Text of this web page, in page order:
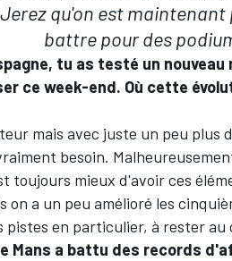
qu'on est maintenant
battre pour des
tu as testé un
ce week-end. Où cette
mais avec juste un peu plus
besoin.
toujours mieux d'avoir ces
on a un peu amélioré les
pistes en particulier, à rester
Mans a battu des records